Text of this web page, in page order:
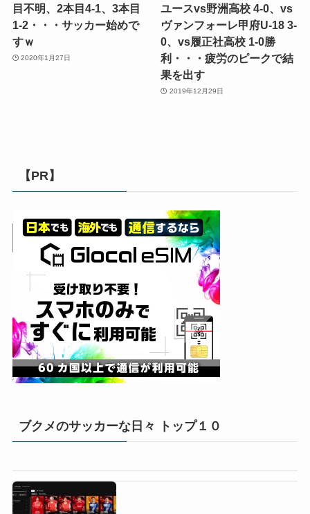
目不明、2本目4-1、3本目
1-2・・・サッカー始めで
すｗ
2020年1月27日
ユースvs野洲高校 4-0、vs
ヴァンフォーレ甲府U-18 3-
0、vs履正社高校 1-0勝
利・・・疲労のピークで結
果を出す
2019年12月29日
【PR】
ブクメのサッカーな日々 トップ１０